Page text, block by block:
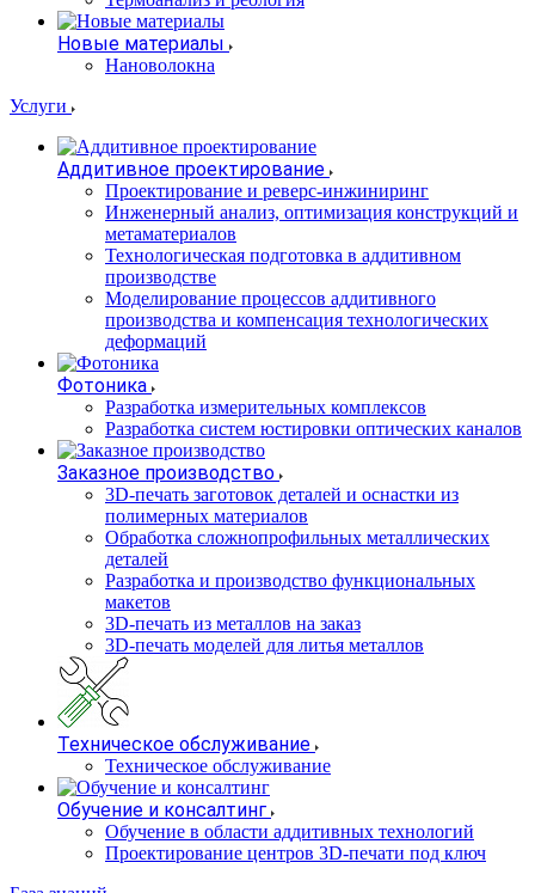
Новые материалы
Нановолокна
Услуги
Аддитивное проектирование
Проектирование и реверс-инжиниринг
Инженерный анализ, оптимизация конструкций и
метаматериалов
Технологическая подготовка в аддитивном
производстве
Моделирование процессов аддитивного
производства и компенсация технологических
деформаций
Фотоника
Разработка измерительных комплексов
Разработка систем юстировки оптических каналов
Заказное производство
3D-печать заготовок деталей и оснастки из
полимерных материалов
Обработка сложнопрофильных металлических
деталей
Разработка и производство функциональных
макетов
3D-печать из металлов на заказ
3D-печать моделей для литья металлов
Техническое обслуживание
Техническое обслуживание
Обучение и консалтинг
Обучение в области аддитивных технологий
Проектирование центров 3D-печати под ключ